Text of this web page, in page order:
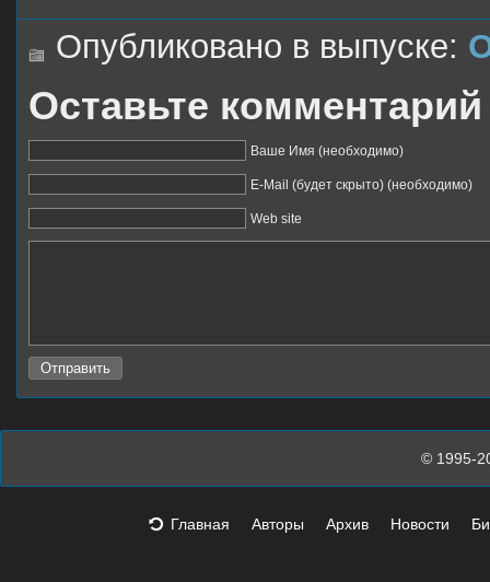
Опубликовано в выпуске:
Оставьте комментарий
Ваше Имя (необходимо)
E-Mail (будет скрыто) (необходимо)
Web site
© 1995-
Главная Авторы Архив Новости